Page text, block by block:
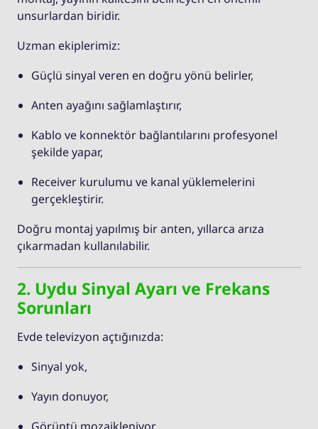
unsurlardan biridir.
Uzman ekiplerimiz:
Güçlü sinyal veren en doğru yönü belirler,
Anten ayağını sağlamlaştırır,
Kablo ve konnektör bağlantılarını profesyonel
şekilde yapar,
Receiver kurulumu ve kanal yüklemelerini
gerçekleştirir.
Doğru montaj yapılmış bir anten, yıllarca arıza
çıkarmadan kullanılabilir.
2. Uydu Sinyal Ayarı ve Frekans
Sorunları
Evde televizyon açtığınızda:
Sinyal yok,
Yayın donuyor,